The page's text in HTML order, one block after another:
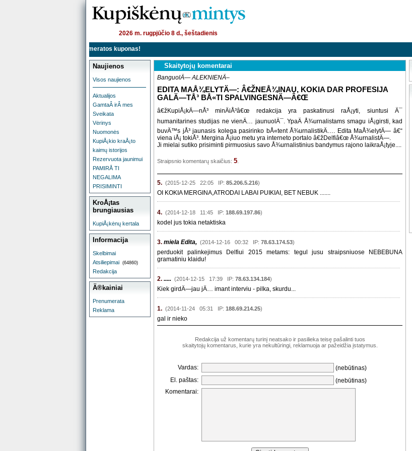
2026 m. rugpjūčio 8 d., šeštadienis
prenumeratos kuponas!
Naujienos
Visos naujienos
Aktualijos
GamtaÂ irÂ mes
Sveikata
Vėrinys
Nuomonės
KupiÅ¡kio kraÅ¡to
kaimų istorijos
Rezervuota jaunimui
PAMIRÅ TI
NEGALIMA
PRISIMINTI
KroÅ¡tas
brungiausias
KupiÅ¡kėnų kertala
Informacija
Skelbimai
Atsiliepimai (64860)
Redakcija
Ä®kainiai
Prenumerata
Reklama
Skaitytojų komentarai
BanguolÄ— ALEKNIENÄ–
EDITA MAÅ¾ELYTÄ—: Â€ŽNEÅ¾INAU, KOKIA DAR PROFESIJA
GALÄ—TÅ³ BÅ«TI SPALVINGESNÄ—Â€Œ
â€žKupiÅ¡kÄ—nÅ³ minÄiÅ³â€œ redakcija yra paskatinusi raÅ¡yti, siuntusi Ä¯
humanitarines studijas ne vienÄ… jaunuolÄ¯. YpaÄ Å¾urnalistams smagu iÅ¡girsti, kad
buvÄ™s jÅ³ jaunasis kolega pasirinko bÅ«tent Å¾urnalistikÄ…. Edita MaÅ¾elytÄ— â€“
viena iÅ¡ tokiÅ³. Mergina Å¡iuo metu yra interneto portalo â€žDelfiâ€œ Å¾urnalistÄ—.
Ji mielai sutiko prisiminti pirmuosius savo Å¾urnalistinius bandymus rajono laikraÅ¡tyje....
Straipsnio komentarų skaičius: 5
5. (2015-12-25 22:05 IP: 85.206.5.216)
OI KOKIA MERGINA,ATRODAI LABAI PUIKIAI, BET NEBUK .......
4. (2014-12-18 11:45 IP: 188.69.197.86)
kodel jus tokia netaktiska
3. miela Edita, (2014-12-16 00:32 IP: 78.63.174.53)
perduokit palinkejimus Delfiui 2015 metams: tegul jusu straipsniuose NEBEBUNA
gramatiniu klaidu!
2. ..... (2014-12-15 17:39 IP: 78.63.134.184)
Kiek girdÄ—jau jÄ… imant interviu - pilka, skurdu...
1. (2014-11-24 05:31 IP: 188.69.214.25)
gal ir nieko
Redakcija už komentarų turinį neatsako ir pasilieka teisę pašalinti tuos
skaitytojų komentarus, kurie yra nekultūringi, reklamuoja ar pažeidžia įstatymus.
Vardas:
(nebūtinas)
El. paštas:
(nebūtinas)
Komentarai: